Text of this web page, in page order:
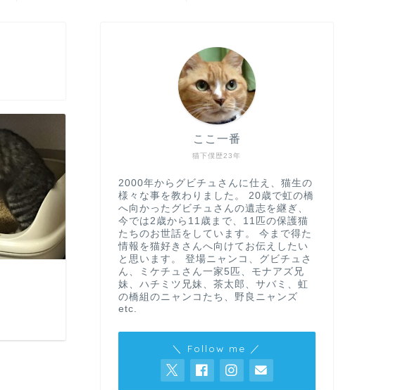
猫下僕歴23年
ここ一番
2000年からグビチュさんに仕え、猫生の
様々な事を教わりました。 20歳で虹の橋
へ向かったグビチュさんの遺志を継ぎ、
今では2歳から11歳まで、11匹の保護猫
たちのお世話をしています。 今まで得た
情報を猫好きさんへ向けてお伝えしたい
と思います。 登場ニャンコ、グビチュさ
ん、ミケチュさん一家5匹、モナアズ兄
妹、ハチミツ兄妹、茶太郎、サバミ、虹
の橋組のニャンコたち、野良ニャンズ
etc.
＼ Follow me ／